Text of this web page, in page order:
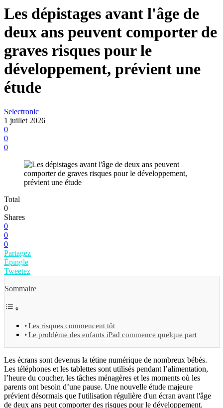
Les dépistages avant l'âge de
deux ans peuvent comporter de
graves risques pour le
développement, prévient une
étude
Selectronic
1 juillet 2026
0
0
0
Total
0
Shares
0
0
0
Partagez
Épingle
Tweetez
Sommaire
Les risques commencent tôt
Le problème des enfants iPad commence quelque part
Les écrans sont devenus la tétine numérique de nombreux bébés.
Les téléphones et les tablettes sont utilisés pendant l’alimentation,
l’heure du coucher, les tâches ménagères et les moments où les
parents ont besoin d’une pause. Une nouvelle étude majeure
prévient désormais que l'utilisation régulière d'un écran avant l'âge
de deux ans peut comporter des risques pour le développement.